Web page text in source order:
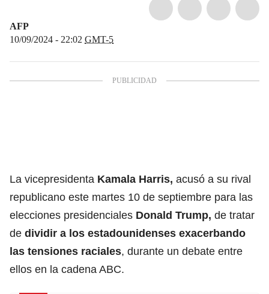
AFP
10/09/2024 - 22:02 GMT-5
La vicepresidenta Kamala Harris, acusó a su rival
republicano este martes 10 de septiembre para las
elecciones presidenciales Donald Trump, de tratar
de dividir a los estadounidenses exacerbando
las tensiones raciales, durante un debate entre
ellos en la cadena ABC.